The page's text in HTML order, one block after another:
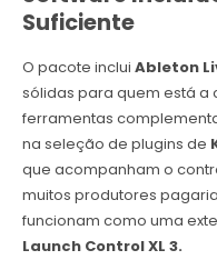
Suficiente
O pacote inclui Ableton
sólidas para quem está
ferramentas
na seleção de plugins de
que acompanham o
muitos produtores
funcionam como uma
Launch Control XL 3.